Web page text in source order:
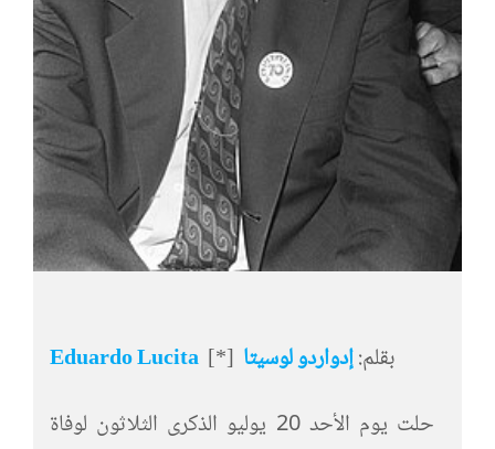
بقلم:إدواردو لوسيتا [*]
Eduardo Lucita
حلت يوم الأحد 20 يوليو الذكرى الثلاثون لوفاة